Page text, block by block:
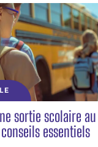
sortie scolaire au
essentiels